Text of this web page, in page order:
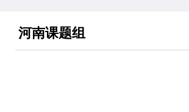
河南课题组